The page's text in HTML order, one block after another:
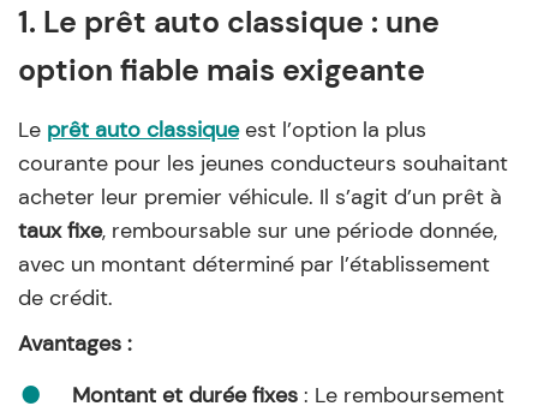
1. Le prêt auto classique : une
option fiable mais exigeante
Le prêt auto classiqueest l’option la plus
courante pour les jeunes conducteurs souhaitant
acheter leur premier véhicule. Il s’agit d’un prêt à
taux fixe, remboursable sur une période donnée,
avec un montant déterminé par l’établissement
de crédit.
Avantages :
Montant et durée fixes : Le remboursement